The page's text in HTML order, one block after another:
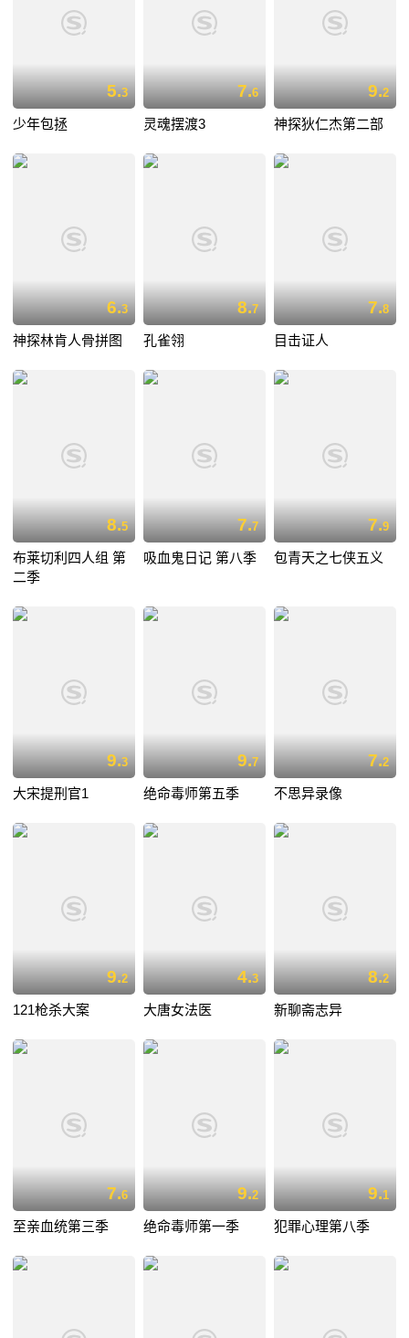
5.3
少年包拯
7.6
灵魂摆渡3
9.2
神探狄仁杰第二部
6.3
神探林肯人骨拼图
8.7
孔雀翎
7.8
目击证人
8.5
布莱切利四人组 第
二季
7.7
吸血鬼日记 第八季
7.9
包青天之七侠五义
9.3
大宋提刑官1
9.7
绝命毒师第五季
7.2
不思异录像
9.2
121枪杀大案
4.3
大唐女法医
8.2
新聊斋志异
7.6
至亲血统第三季
9.2
绝命毒师第一季
9.1
犯罪心理第八季